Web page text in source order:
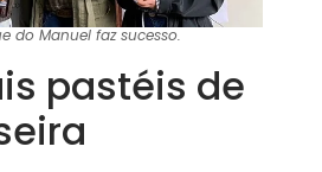
do Manuel faz sucesso.
pastéis de